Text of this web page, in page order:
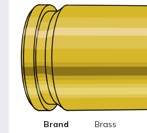
Brand
Brass